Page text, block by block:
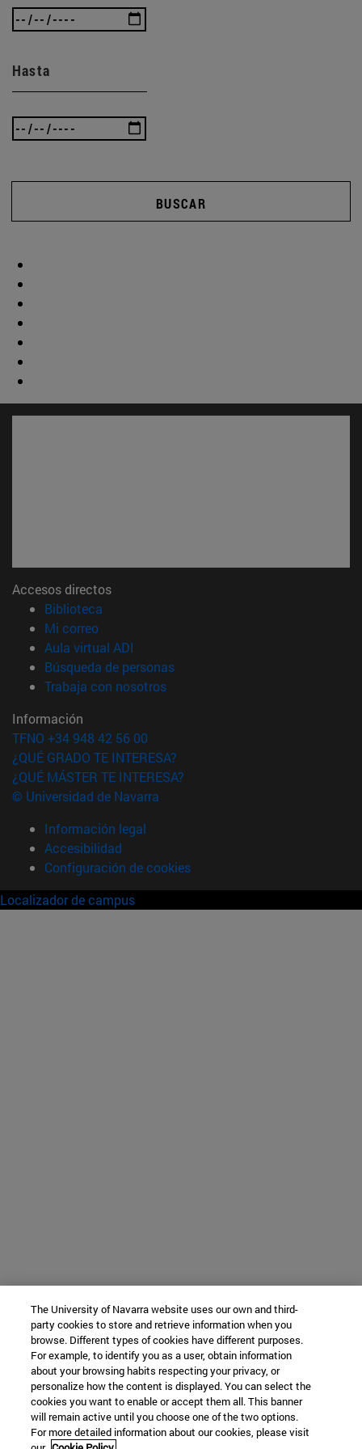
Hasta
BUSCAR
Accesos directos
Biblioteca
Mi correo(abre en nueva ventana)
Aula virtual ADI
Búsqueda de personas(abre en nueva ventana)
Trabaja con nosotros(abre en nueva ventana)
Información
TFNO +34 948 42 56 00
¿QUÉ GRADO TE INTERESA?
¿QUÉ MÁSTER TE INTERESA?
© Universidad de Navarra
Información legal
Accesibilidad
Configuración de cookies
Localizador de campus
The University of Navarra website uses our own and third-
party cookies to store and retrieve information when you
browse. Different types of cookies have different purposes.
For example, to identify you as a user, obtain information
about your browsing habits respecting your privacy, or
personalize how the content is displayed. You can select the
cookies you want to enable or accept them all. This banner
will remain active until you choose one of the two options.
For more detailed information about our cookies, please visit